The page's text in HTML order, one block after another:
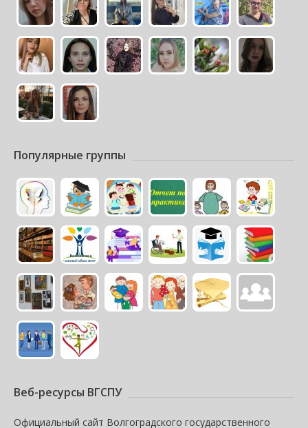
Популярные группы
Веб-ресурсы ВГСПУ
Официальный сайт Волгоградского государственного